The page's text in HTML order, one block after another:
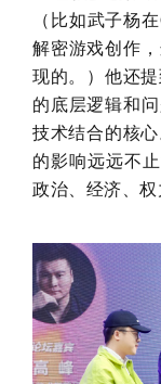
（比如武子杨
解密游戏创作
现的。）他还
的底层逻辑和
技术结合的核
的影响远远不
政治、经济、权